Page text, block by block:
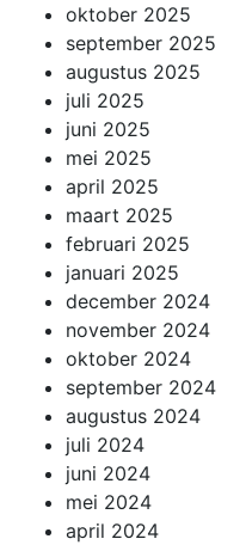
oktober 2025
september 2025
augustus 2025
juli 2025
juni 2025
mei 2025
april 2025
maart 2025
februari 2025
januari 2025
december 2024
november 2024
oktober 2024
september 2024
augustus 2024
juli 2024
juni 2024
mei 2024
april 2024